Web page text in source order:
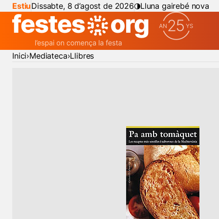
EstiuDissabte, 8 d’agost de 2026 Lluna gairebé nova
Inici Mediateca Llibres